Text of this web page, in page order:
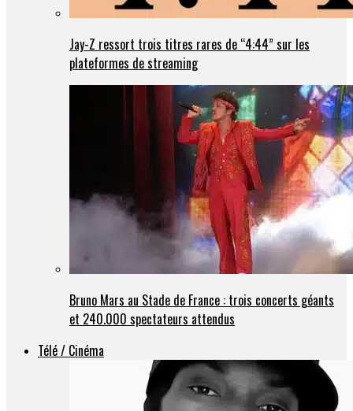
Jay-Z ressort trois titres rares de “4:44” sur les
plateformes de streaming
Bruno Mars au Stade de France : trois concerts géants
et 240.000 spectateurs attendus
Télé / Cinéma